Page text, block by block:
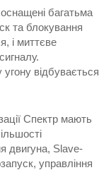
багатьма
та блокування
і миттєве
відбувається
Спектр мають
двигуна, Slave-
управління